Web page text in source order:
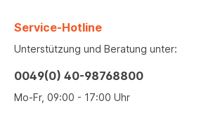
Service-Hotline
Unterstützung und Beratung unter:
0049(0) 40-98768800
Mo-Fr, 09:00 - 17:00 Uhr